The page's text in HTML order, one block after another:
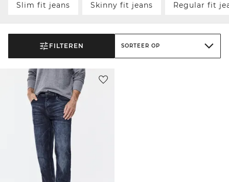
Slim fit jeans Skinny fit jeans Regular fit
FILTEREN SORTEER OP